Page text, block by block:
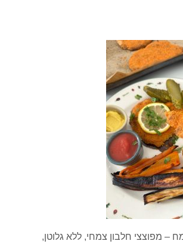
– מפוצצי חלבון צמחי, ללא גלוטן,